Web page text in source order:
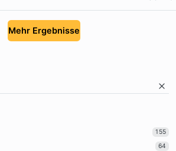
Mehr Ergebnisse
155
64